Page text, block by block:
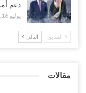
عقب محاولة انسحابه من
مساعدي الحجوري..!
أغسطس 1, 2026
أغسطس 1, 2026
دعم
يوليو 16, 2026
السابق التالي
مقالات